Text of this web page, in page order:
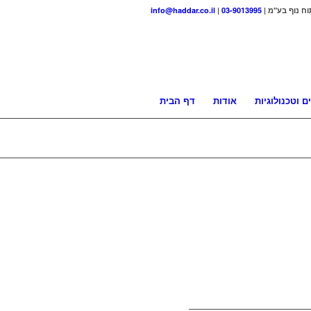
נוף בע"מ | 03-9013995
|
info@haddar.co.il
דף הבית אודות וטכנולוגיות